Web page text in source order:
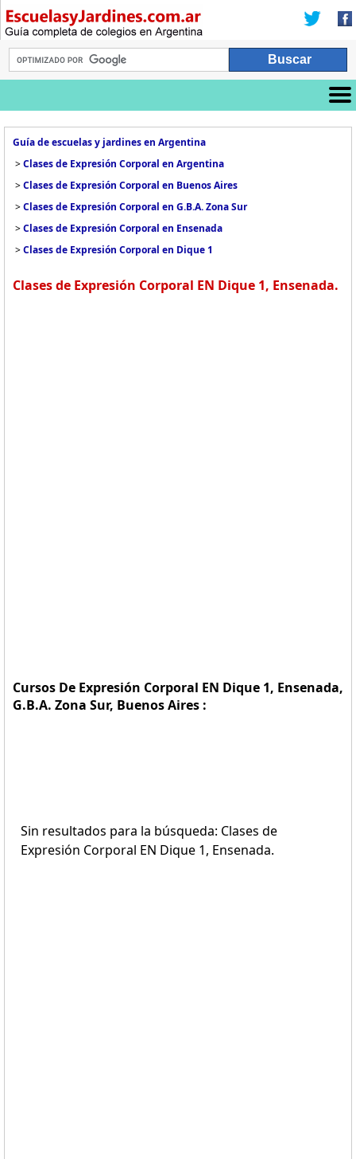
Guía de escuelas y jardines en Argentina
>Clases de Expresión Corporal en Argentina
>Clases de Expresión Corporal en Buenos Aires
>Clases de Expresión Corporal en G.B.A. Zona Sur
>Clases de Expresión Corporal en Ensenada
>Clases de Expresión Corporal en Dique 1
Clases de Expresión Corporal EN Dique 1, Ensenada.
Cursos De Expresión Corporal EN Dique 1, Ensenada,
G.B.A. Zona Sur, Buenos Aires :
Sin resultados para la búsqueda: Clases de
Expresión Corporal EN Dique 1, Ensenada.